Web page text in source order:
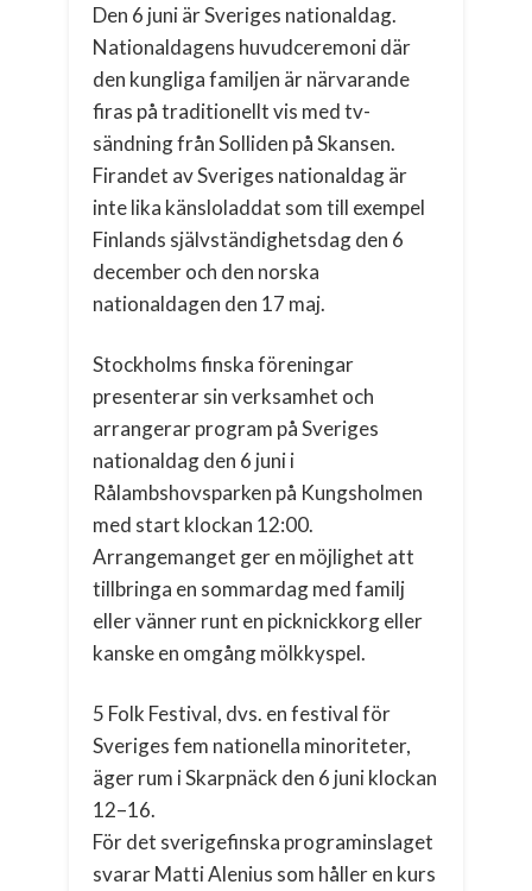
Den 6 juni är Sveriges nationaldag.
Nationaldagens huvudceremoni där
den kungliga familjen är närvarande
firas på traditionellt vis med tv-
sändning från Solliden på Skansen.
Firandet av Sveriges nationaldag är
inte lika känsloladdat som till exempel
Finlands självständighetsdag den 6
december och den norska
nationaldagen den 17 maj.
Stockholms finska föreningar
presenterar sin verksamhet och
arrangerar program på Sveriges
nationaldag den 6 juni i
Rålambshovsparken på Kungsholmen
med start klockan 12:00.
Arrangemanget ger en möjlighet att
tillbringa en sommardag med familj
eller vänner runt en picknickkorg eller
kanske en omgång mölkkyspel.
5 Folk Festival, dvs. en festival för
Sveriges fem nationella minoriteter,
äger rum i Skarpnäck den 6 juni klockan
12–16.
För det sverigefinska programinslaget
svarar Matti Alenius som håller en kurs